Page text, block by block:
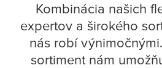
Kombinácia našich
expertov a širokého
nás robí
sortiment nám